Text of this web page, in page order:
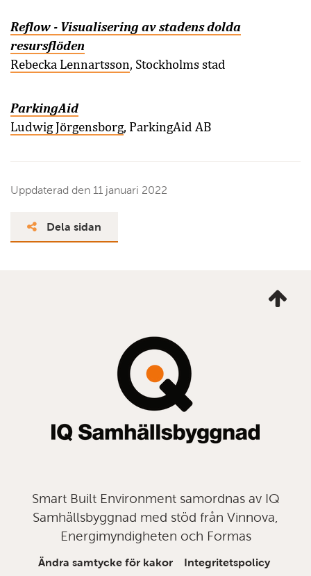
Reflow - Visualisering av stadens dolda
resursflöden
Rebecka Lennartsson, Stockholms stad
ParkingAid
Ludwig Jörgensborg, ParkingAid AB
Uppdaterad den 11 januari 2022
Dela sidan
mig
Smart Built Environment samordnas av IQ
Samhällsbyggnad med stöd från Vinnova,
Energimyndigheten och Formas
Ändra samtycke för kakor Integritetspolicy